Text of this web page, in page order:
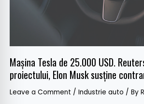
Mașina Tesla de 25.000 USD.
proiectului, Elon Musk susține
Leave a Comment / Industrie auto / By
contrariul